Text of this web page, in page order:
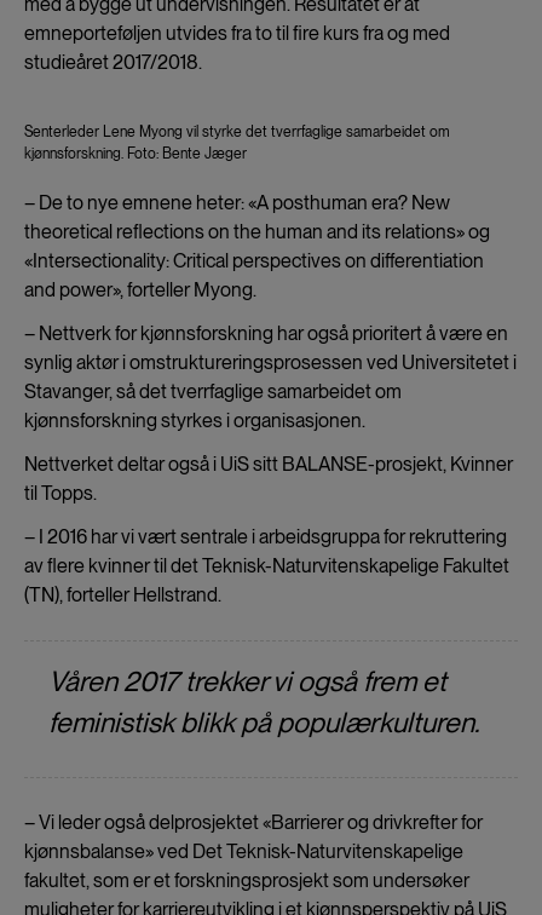
emneporteføljen utvides fra to til fire kurs fra og med
studieåret 2017/2018.
Senterleder Lene Myong vil styrke det tverrfaglige samarbeidet om
kjønnsforskning. Foto: Bente Jæger
– De to nye emnene heter: «A posthuman era? New
theoretical reflections on the human and its relations» og
«Intersectionality: Critical perspectives on differentiation
and power», forteller Myong.
– Nettverk for kjønnsforskning har også prioritert å være en
synlig aktør i omstruktureringsprosessen ved Universitetet i
Stavanger, så det tverrfaglige samarbeidet om
kjønnsforskning styrkes i organisasjonen.
Nettverket deltar også i UiS sitt BALANSE-prosjekt, Kvinner
til Topps.
– I 2016 har vi vært sentrale i arbeidsgruppa for rekruttering
av flere kvinner til det Teknisk-Naturvitenskapelige Fakultet
(TN), forteller Hellstrand.
Våren 2017 trekker vi også frem et
feministisk blikk på populærkulturen.
– Vi leder også delprosjektet «Barrierer og drivkrefter for
kjønnsbalanse» ved Det Teknisk-Naturvitenskapelige
fakultet, som er et forskningsprosjekt som undersøker
muligheter for karriereutvikling i et kjønnsperspektiv på UiS